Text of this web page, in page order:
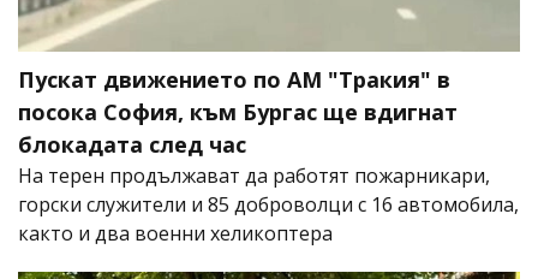
Пускат движението по АМ "Тракия" в
посока София, към Бургас ще вдигнат
блокадата след час
На терен продължават да работят пожарникари,
горски служители и 85 доброволци с 16 автомобила,
както и два военни хеликоптера